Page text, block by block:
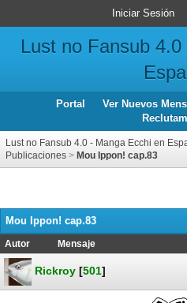
Iniciar Sesión
Lust no Fansub
Portal Ver Nuevos
Lust no Fansub 4.0 - Manga Ecchi en
Publicaciones > Mou Ippon! cap.83
Mou Ippon! cap.83
Autor
Mensaje
Rickroy [501]